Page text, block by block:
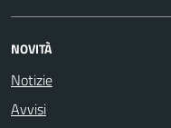
NOVITÀ
Notizie
Avvisi